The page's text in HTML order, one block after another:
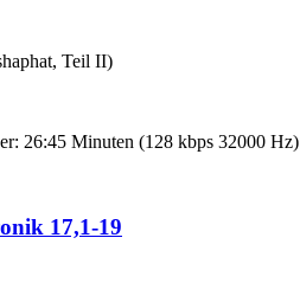
Teil II)
26:45 Minuten (128 kbps 32000 Hz)
17,1-19